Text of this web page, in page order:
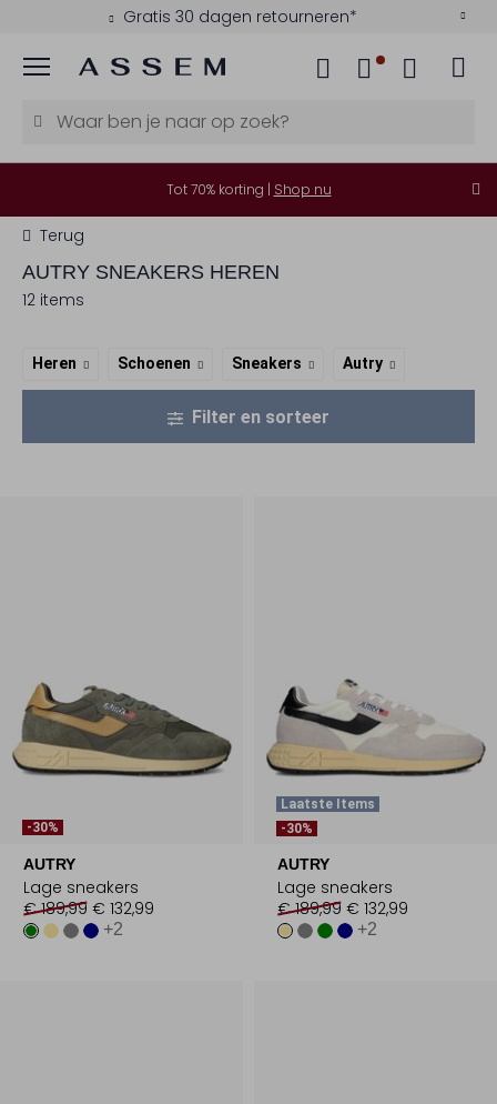
Gratis 30 dagen retourneren*
Menu
Tot 70% korting | Shop nu
Terug
AUTRY SNEAKERS HEREN
12 items
Heren Schoenen Sneakers Autry
Filter en sorteer
-30%
AUTRY
Lage sneakers
€ 189,99 € 132,99
+2
Laatste Items
-30%
AUTRY
Lage sneakers
€ 189,99 € 132,99
+2